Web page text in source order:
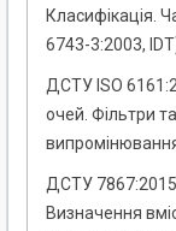
Класифікація.
6743-3:2003,
ДСТУ ISO
очей. Фільтри
ДСТУ 7867:2015
Визначення